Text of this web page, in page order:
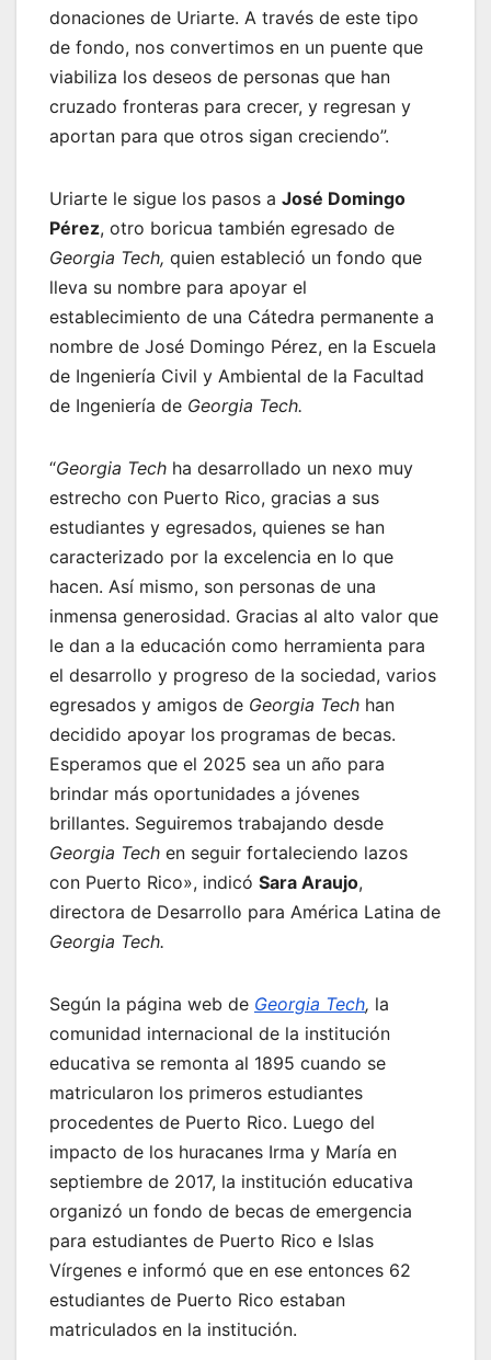
donaciones de Uriarte. A través de este tipo
de fondo, nos convertimos en un puente que
viabiliza los deseos de personas que han
cruzado fronteras para crecer, y regresan y
aportan para que otros sigan creciendo”.
Uriarte le sigue los pasos a José Domingo
Pérez, otro boricua también egresado de
Georgia Tech, quien estableció un fondo que
lleva su nombre para apoyar el
establecimiento de una Cátedra permanente a
nombre de José Domingo Pérez, en la Escuela
de Ingeniería Civil y Ambiental de la Facultad
de Ingeniería de Georgia Tech.
“Georgia Tech ha desarrollado un nexo muy
estrecho con Puerto Rico, gracias a sus
estudiantes y egresados, quienes se han
caracterizado por la excelencia en lo que
hacen. Así mismo, son personas de una
inmensa generosidad. Gracias al alto valor que
le dan a la educación como herramienta para
el desarrollo y progreso de la sociedad, varios
egresados y amigos de Georgia Tech han
decidido apoyar los programas de becas.
Esperamos que el 2025 sea un año para
brindar más oportunidades a jóvenes
brillantes. Seguiremos trabajando desde
Georgia Tech en seguir fortaleciendo lazos
con Puerto Rico», indicó Sara Araujo,
directora de Desarrollo para América Latina de
Georgia Tech.
Según la página web de Georgia Tech, la
comunidad internacional de la institución
educativa se remonta al 1895 cuando se
matricularon los primeros estudiantes
procedentes de Puerto Rico. Luego del
impacto de los huracanes Irma y María en
septiembre de 2017, la institución educativa
organizó un fondo de becas de emergencia
para estudiantes de Puerto Rico e Islas
Vírgenes e informó que en ese entonces 62
estudiantes de Puerto Rico estaban
matriculados en la institución.